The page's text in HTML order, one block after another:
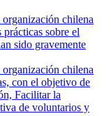
chilena
prácticas sobre el
sido gravemente
chilena
con el objetivo de
Facilitar la
de voluntarios y